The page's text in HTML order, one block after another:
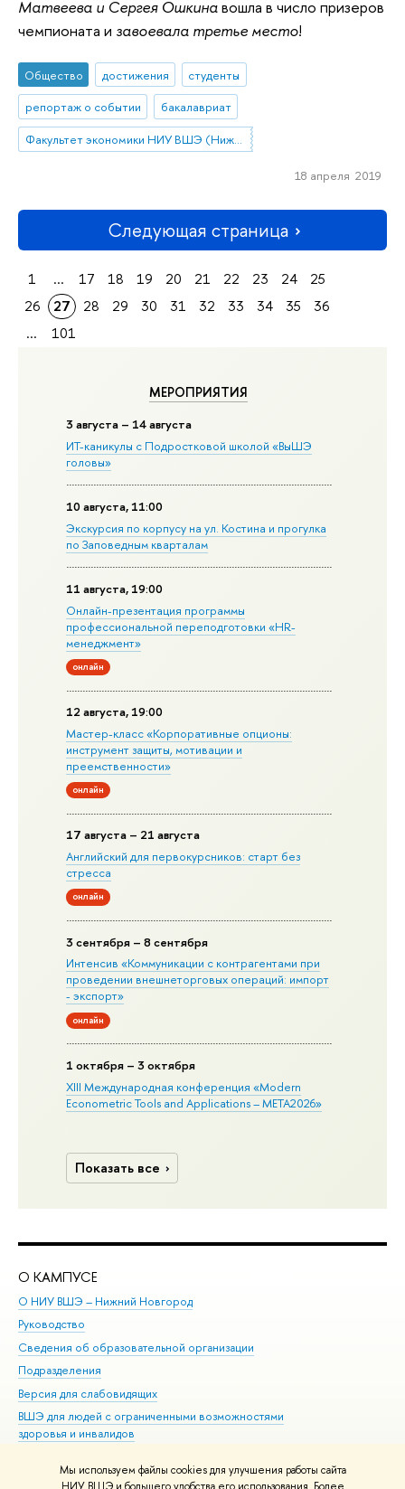
Мы используем файлы cookies для улучшения работы сайта
МЕРОПРИЯТИЯ
3 августа – 14 августа
ИТ-каникулы с Подростковой школой «ВыШЭ
головы»
10 августа, 11:00
Экскурсия по корпусу на ул. Костина и прогулка
по Заповедным кварталам
11 августа, 19:00
Онлайн-презентация программы
профессиональной переподготовки «HR-
менеджмент»
онлайн
12 августа, 19:00
Мастер-класс «Корпоративные опционы:
инструмент защиты, мотивации и
преемственности»
онлайн
17 августа – 21 августа
Английский для первокурсников: старт без
стресса
онлайн
3 сентября – 8 сентября
Интенсив «Коммуникации с контрагентами при
проведении внешнеторговых операций: импорт
- экспорт»
онлайн
1 октября – 3 октября
XIII Международная конференция «Modern
Econometric Tools and Applications – META2026»
Показать все
Матвеева и Сергея Ошкинавошла в число призеров
чемпионата и завоевала третье место!
Общество достижения
студенты
репортаж о событии
бакалавриат
Факультет экономики НИУ ВШЭ (Нижний Новгород)
18 апреля 2019
Следующая страница
1 ... 17 18 19 20 21 22 23 24
25
26
27 28 29 30 31 32 33 34 35
36
...
101
О КАМПУСЕ
О НИУ ВШЭ – Нижний Новгород
Руководство
Сведения об образовательной организации
Подразделения
Версия для слабовидящих
ВШЭ для людей с ограниченными возможностями
здоровья и инвалидов